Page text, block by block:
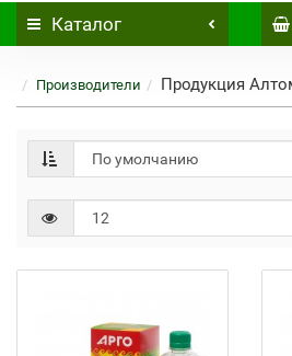
Каталог
Производители Продукция